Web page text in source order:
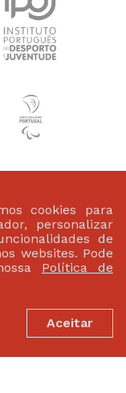
cookies para
personalizar
de
websites. Pode
Política de
Aceitar